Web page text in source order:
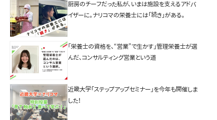
厨房のチーフだった私が、いまは施設を支えるアドバ
イザーに。ナリコマの栄養士には「続き」がある。
「栄養士の資格を、“営業”で生かす」管理栄養士が選
んだ、コンサルティング営業という道
近畿大学「ステップアップセミナー」を今年も開催しま
した！